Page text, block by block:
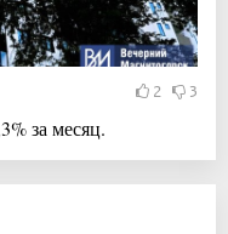
2 3
за месяц.